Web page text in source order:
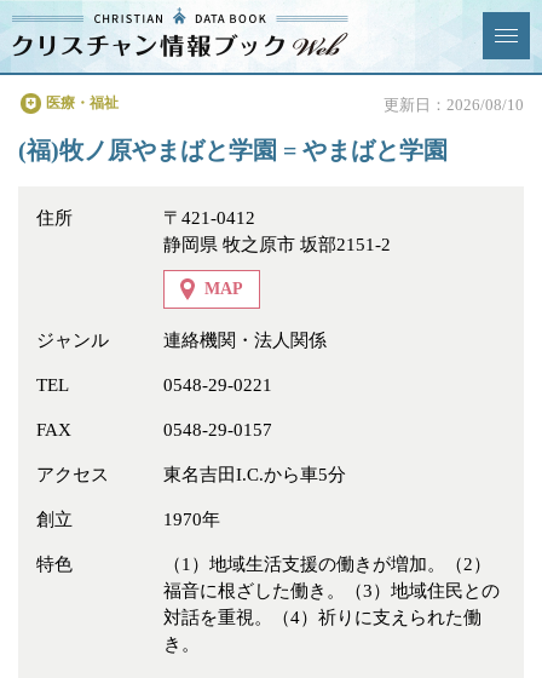
クリスチャン
情報ブックとは
News & Topics
情報掲載の変更・追加につい
ジャンル
冠婚葬祭 各種団体
宿泊・研修施設
お店・企業・その他
医療・福祉 更新日：2026/08/10
(福)牧ノ原やまばと学園 = やまばと学園
住所
〒421-0412
静岡県 牧之原市 坂部2151-2
MAP
ジャンル 連絡機関・法人関係
TEL 0548-29-0221
FAX 0548-29-0157
アクセス 東名吉田I.C.から車5分
創立 1970年
特色
（1）地域生活支援の働きが増加。（2）
福音に根ざした働き。（3）地域住民との
対話を重視。（4）祈りに支えられた働
き。